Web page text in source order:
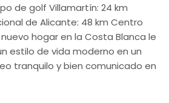
de golf Villamartín: 24 km
de Alicante: 48 km Centro
hogar en la Costa Blanca le
estilo de vida moderno en un
tranquilo y bien comunicado en